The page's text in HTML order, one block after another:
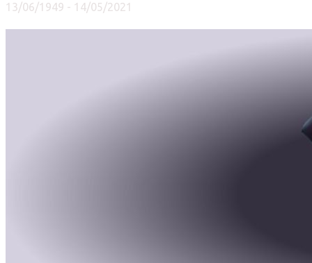
13/06/1949 - 14/05/2021